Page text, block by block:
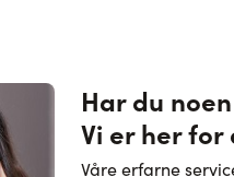
Har du
Vi er her for
Våre erfarne